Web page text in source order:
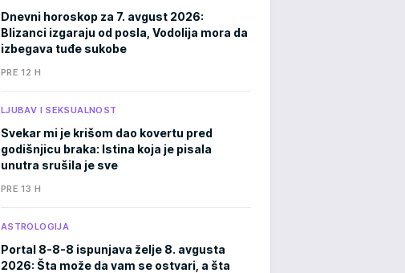
Dnevni horoskop za 7. avgust 2026:
Blizanci izgaraju od posla, Vodolija mora da
izbegava tuđe sukobe
PRE 12 H
LJUBAV I SEKSUALNOST
Svekar mi je krišom dao kovertu pred
godišnjicu braka: Istina koja je pisala
unutra srušila je sve
PRE 13 H
ASTROLOGIJA
Portal 8-8-8 ispunjava želje 8. avgusta
2026: Šta može da vam se ostvari, a šta